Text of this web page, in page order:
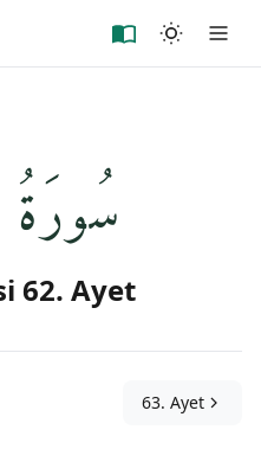
سُورَةُ
62. Ayet
63. Ayet